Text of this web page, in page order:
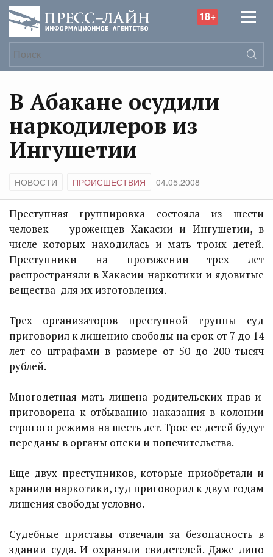
18+
В Абакане осудили
наркодилеров из
Ингушетии
НОВОСТИ ПРОИСШЕСТВИЯ 04.05.2008
Преступная группировка состояла из шести
человек — уроженцев Хакасии и Ингушетии, в
числе которых находилась и мать троих детей.
Преступники на протяжении трех лет
распространяли в Хакасии наркотики и ядовитые
вещества для их изготовления.
Трех организаторов преступной группы суд
приговорил к лишению свободы на срок от 7 до 14
лет со штрафами в размере от 50 до 200 тысяч
рублей.
Многодетная мать лишена родительских прав и
приговорена к отбыванию наказания в колонии
строгого режима на шесть лет. Трое ее детей будут
переданы в органы опеки и попечительства.
Еще двух преступников, которые приобретали и
хранили наркотики, суд приговорил к двум годам
лишения свободы условно.
Судебные приставы отвечали за безопасность в
здании суда. И охраняли свидетелей. Даже лицо